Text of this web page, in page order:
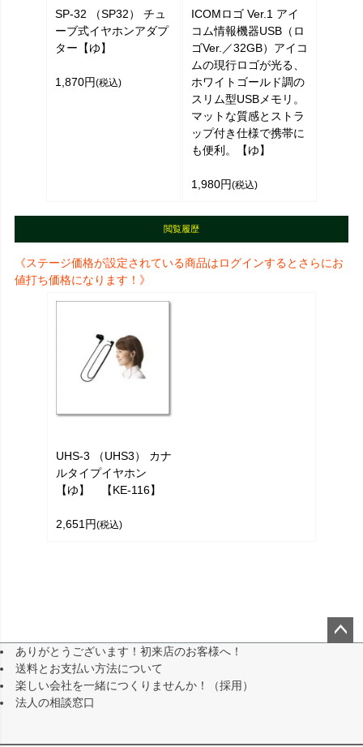
SP-32 （SP32） チュ
ーブ式イヤホンアダプ
ター【ゆ】
1,870円(税込)
ICOMロゴ Ver.1 アイ
コム情報機器USB（ロ
ゴVer.／32GB）アイコ
ムの現行ロゴが光る、
ホワイトゴールド調の
スリム型USBメモリ。
マットな質感とストラ
ップ付き仕様で携帯に
も便利。【ゆ】
1,980円(税込)
閲覧履歴
《ステージ価格が設定されている商品はログインするとさらにお
値打ち価格になります！》
UHS-3 （UHS3） カナ
ルタイプイヤホン
【ゆ】 【KE-116】
2,651円(税込)
ありがとうございます！初来店のお客様へ！
送料とお支払い方法について
楽しい会社を一緒につくりませんか！（採用）
法人の相談窓口